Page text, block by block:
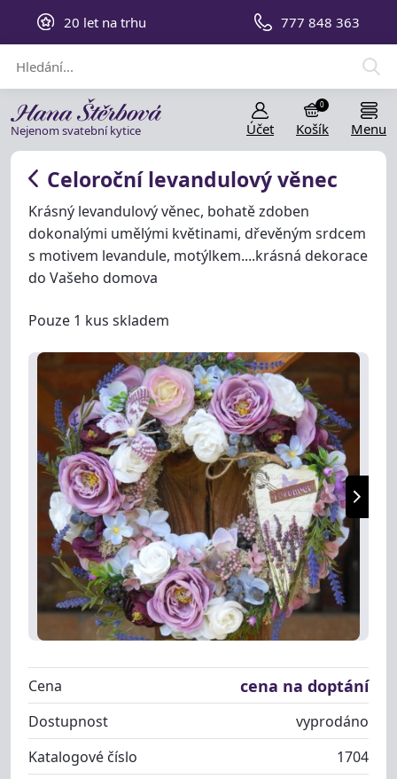
20 let na trhu 777 848 363
Nejenom svatební kytice Účet Košík
0
Menu
Celoroční levandulový věnec
Krásný levandulový věnec, bohatě zdoben
dokonalými umělými květinami, dřevěným srdcem
s motivem levandule, motýlkem....krásná dekorace
do Vašeho domova
Pouze 1 kus skladem
Cena cena na doptání
Dostupnost
vyprodáno
Katalogové číslo
1704